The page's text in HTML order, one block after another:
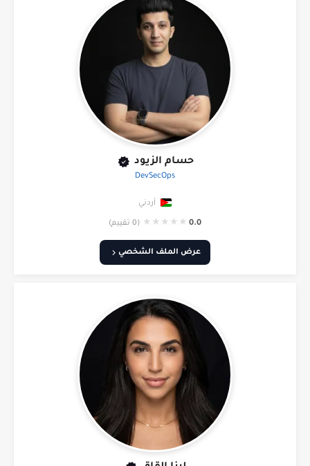
حسام الزيود
DevSecOps
أردني
0.0
★
★
★
★
★ (0 تقييم)
عرض الملف الشخصي